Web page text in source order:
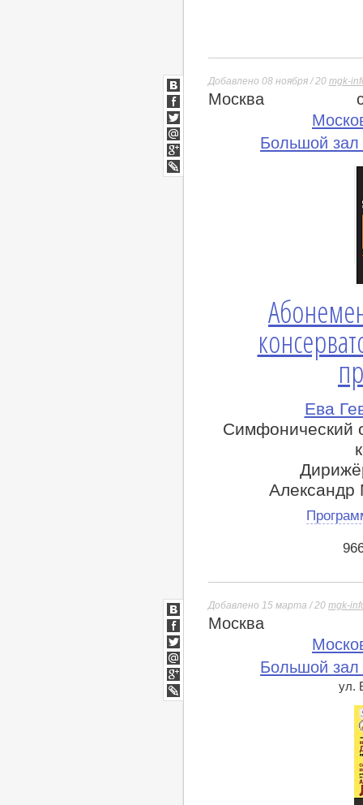
Добавлено 08 ноября / 20 mgk-
Москва
Большой зал
Ева
Симфонический
ВКонтакте
Facebook
Twitter
Мой
Мир
Google+
lj
Добавлено 15 марта / 20 mgk-
Москва
Большой зал
ул.
ВКонтакте
Facebook
Twitter
Мой
Мир
Google+
lj